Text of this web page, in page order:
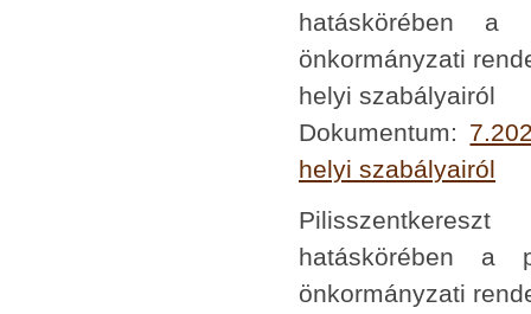
hatáskörében a
önkormányzati
helyi szabályairól
Dokumentum:
helyi szabályairól
Pilisszentkereszt
hatáskörében a
önkormányzati